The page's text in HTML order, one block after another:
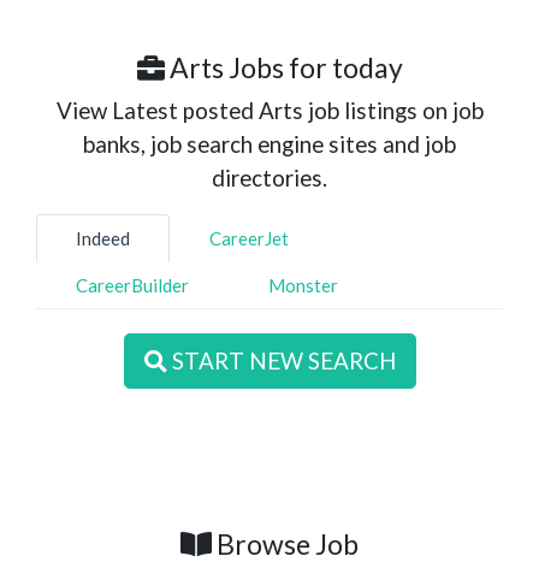
Arts Jobs for today
View Latest posted Arts job listings on job
banks, job search engine sites and job
directories.
Indeed CareerJet
CareerBuilder Monster
START NEW SEARCH
Browse Job